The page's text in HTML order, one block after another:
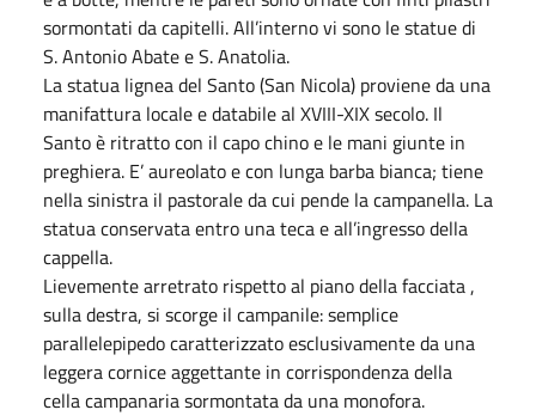
sormontati da capitelli. All’interno vi sono le statue di
S. Antonio Abate e S. Anatolia.
La statua lignea del Santo (San Nicola) proviene da una
manifattura locale e databile al XVIII-XIX secolo. Il
Santo è ritratto con il capo chino e le mani giunte in
preghiera. E’ aureolato e con lunga barba bianca; tiene
nella sinistra il pastorale da cui pende la campanella. La
statua conservata entro una teca e all’ingresso della
cappella.
Lievemente arretrato rispetto al piano della facciata ,
sulla destra, si scorge il campanile: semplice
parallelepipedo caratterizzato esclusivamente da una
leggera cornice aggettante in corrispondenza della
cella campanaria sormontata da una monofora.